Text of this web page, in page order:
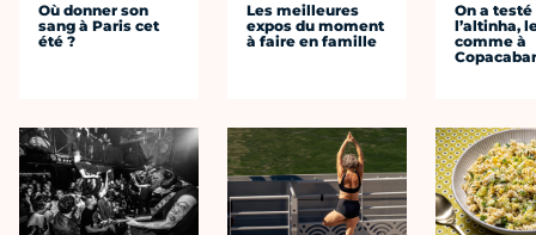
Où donner son
sang à Paris cet
été ?
Les meilleures
expos du moment
à faire en famille
On a testé
l’altinha,
comme à